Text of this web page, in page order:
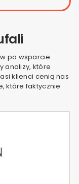
po wsparcie
analizy, które
klienci cenią nas
które faktycznie